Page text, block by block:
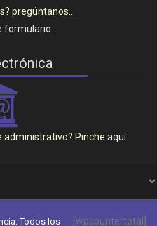
pregúntanos…
formulario
administrativo? Pinche aquí.
Todos los [wpcountertotal]